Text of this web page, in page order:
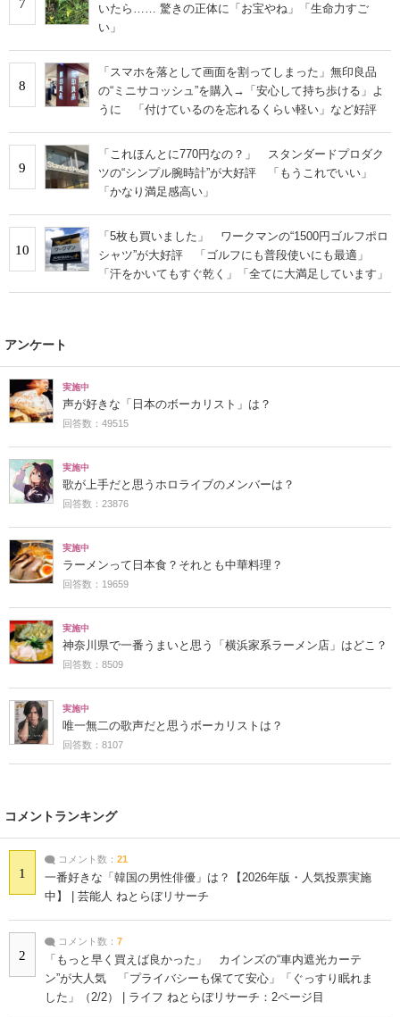
7
いたら…… 驚きの正体に「お宝やね」「生命力すご
い」
8
「スマホを落として画面を割ってしまった」無印良品
の“ミニサコッシュ”を購入→「安心して持ち歩ける」よ
うに 「付けているのを忘れるくらい軽い」など好評
9
「これほんとに770円なの？」 スタンダードプロダク
ツの“シンプル腕時計”が大好評 「もうこれでいい」
「かなり満足感高い」
10
「5枚も買いました」 ワークマンの“1500円ゴルフポロ
シャツ”が大好評 「ゴルフにも普段使いにも最適」
「汗をかいてもすぐ乾く」「全てに大満足しています」
アンケート
実施中
声が好きな「日本のボーカリスト」は？
回答数：49515
実施中
歌が上手だと思うホロライブのメンバーは？
回答数：23876
実施中
ラーメンって日本食？それとも中華料理？
回答数：19659
実施中
神奈川県で一番うまいと思う「横浜家系ラーメン店」はどこ？
回答数：8509
実施中
唯一無二の歌声だと思うボーカリストは？
回答数：8107
コメントランキング
1
コメント数： 21
一番好きな「韓国の男性俳優」は？【2026年版・人気投票実施
中】 | 芸能人 ねとらぼリサーチ
2
コメント数： 7
「もっと早く買えば良かった」 カインズの“車内遮光カーテ
ン”が大人気 「プライバシーも保てて安心」「ぐっすり眠れま
した」（2/2） | ライフ ねとらぼリサーチ：2ページ目